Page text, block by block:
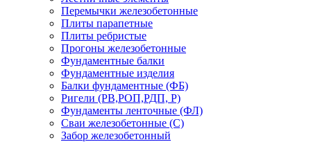
Перемычки железобетонные
Плиты парапетные
Плиты ребристые
Прогоны железобетонные
Фундаментные балки
Фундаментные изделия
Балки фундаментные (ФБ)
Ригели (РВ,РОП,РДП, Р)
Фундаменты ленточные (ФЛ)
Сваи железобетонные (С)
Забор железобетонный